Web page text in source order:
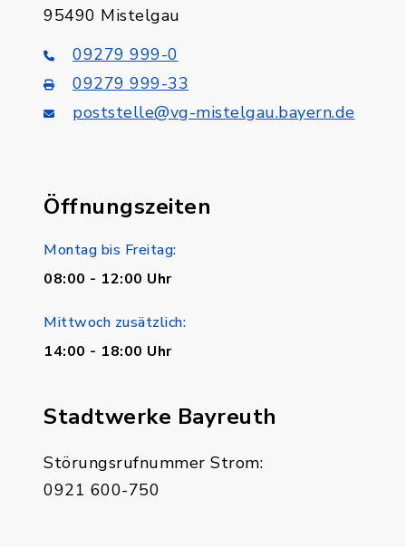
95490 Mistelgau
09279 999-0
09279 999-33
poststelle@vg-mistelgau.bayern.de
Öffnungszeiten
Montag bis Freitag:
08:00 - 12:00 Uhr
Mittwoch zusätzlich:
14:00 - 18:00 Uhr
Stadtwerke Bayreuth
Störungsrufnummer Strom:
0921 600-750